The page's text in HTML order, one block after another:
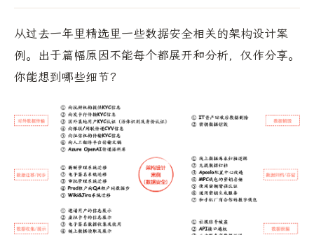
从过去一年里精选里一些数据安全相关的架构设计案
例。出于篇幅原因不能每个都展开和分析，仅作分享。
你能想到哪些细节？